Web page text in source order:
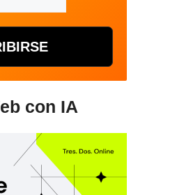
con IA